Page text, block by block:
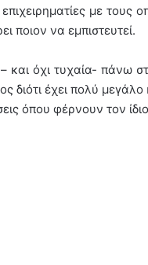
με τους
ποιον να εμπιστευτεί.
και όχι τυχαία- πάνω
διότι έχει πολύ
όπου φέρνουν τον